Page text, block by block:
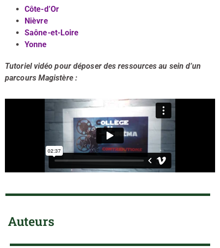
Côte-d’Or
Nièvre
Saône-et-Loire
Yonne
Tutoriel vidéo pour déposer des ressources au sein d’un
parcours Magistère :
Auteurs